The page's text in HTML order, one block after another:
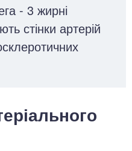
- 3 жирні
стінки артерій